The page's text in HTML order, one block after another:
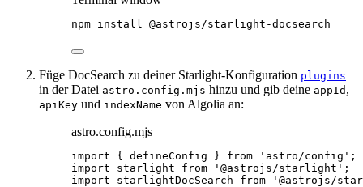
npm install @astrojs/starlight-docsearch
Füge DocSearch zu deiner Starlight-Konfiguration plugins
in der Datei astro.config.mjs hinzu und gib deine appId ,
apiKey und indexName von Algolia an:
astro.config.mjs
import { defineConfig } from ' astro/config ' ;
import starlight from ' @astrojs/starlight ' ;
import starlightDocSearch from ' @astrojs/